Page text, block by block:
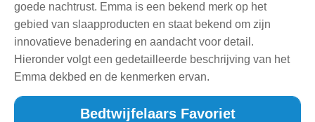
goede nachtrust. Emma is een bekend merk op het
gebied van slaapproducten en staat bekend om zijn
innovatieve benadering en aandacht voor detail.
Hieronder volgt een gedetailleerde beschrijving van het
Emma dekbed en de kenmerken ervan.
Bedtwijfelaars Favoriet